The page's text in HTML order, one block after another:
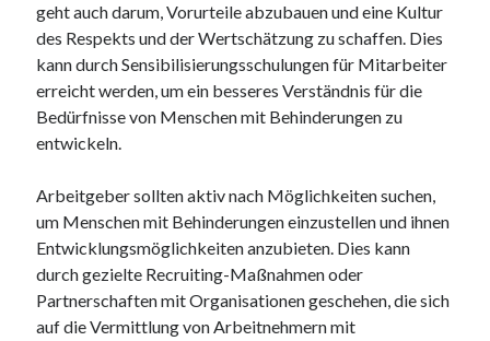
geht auch darum, Vorurteile abzubauen und eine Kultur
des Respekts und der Wertschätzung zu schaffen. Dies
kann durch Sensibilisierungsschulungen für Mitarbeiter
erreicht werden, um ein besseres Verständnis für die
Bedürfnisse von Menschen mit Behinderungen zu
entwickeln.
Arbeitgeber sollten aktiv nach Möglichkeiten suchen,
um Menschen mit Behinderungen einzustellen und ihnen
Entwicklungsmöglichkeiten anzubieten. Dies kann
durch gezielte Recruiting-Maßnahmen oder
Partnerschaften mit Organisationen geschehen, die sich
auf die Vermittlung von Arbeitnehmern mit